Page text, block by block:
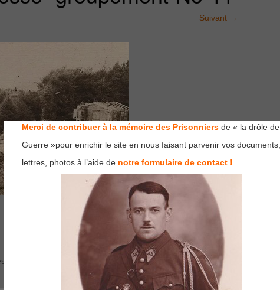
Suivant →
champs obligatoires sont indiqués avec
Merci de contribuer à la mémoire des Prisonniers de « la drôle de
Guerre »pour enrichir le site en nous faisant parvenir vos documents,
lettres, photos à l’aide de notre formulaire de contact !